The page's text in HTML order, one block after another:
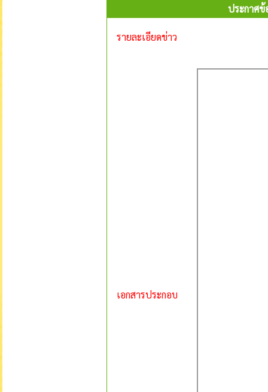
ประกาศ
รายละเอียดข่าว
เอกสารประกอบ